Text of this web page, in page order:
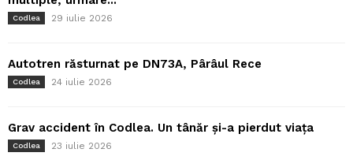
Codlea 29 iulie 2026
Autotren răsturnat pe DN73A, Pârâul Rece
Codlea 24 iulie 2026
Grav accident în Codlea. Un tânăr și-a pierdut viața
Codlea 23 iulie 2026